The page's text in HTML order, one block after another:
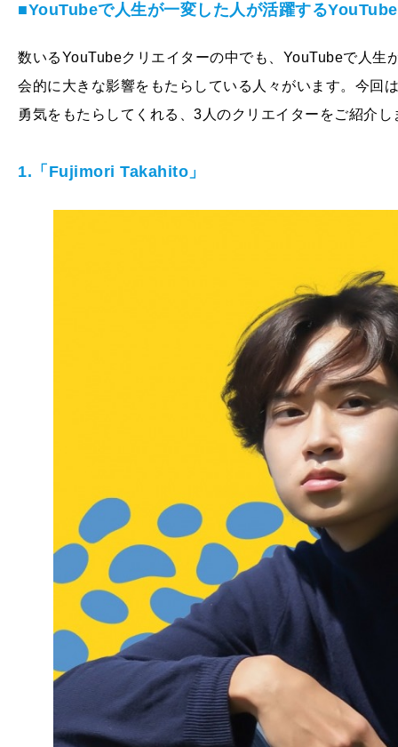
■YouTubeで人生が一変した人が活躍する
数いるYouTubeクリエイターの中でも、YouTubeで人生
会的に大きな影響をもたらしている人々がいます。今回
勇気をもたらしてくれる、3人のクリエイターをご紹介し
1.「Fujimori Takahito」